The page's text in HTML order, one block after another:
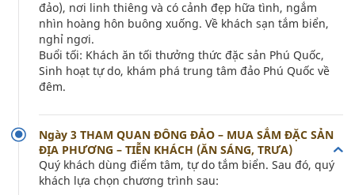
đảo), nơi linh thiêng và có cảnh đẹp hữa tình, ngắm
nhìn hoàng hôn buông xuống. Về khách sạn tắm biển,
nghỉ ngơi.
Buổi tối: Khách ăn tối thưởng thức đặc sản Phú Quốc,
Sinh hoạt tự do, khám phá trung tâm đảo Phú Quốc về
đêm.
Ngày 3 THAM QUAN ĐÔNG ĐẢO – MUA SẮM ĐẶC SẢN
ĐỊA PHƯƠNG – TIỄN KHÁCH (ĂN SÁNG, TRƯA)
Quý khách dùng điểm tâm, tự do tắm biển. Sau đó, quý
khách lựa chọn chương trình sau: